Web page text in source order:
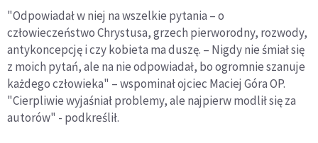
"Odpowiadał w niej na wszelkie pytania – o
człowieczeństwo Chrystusa, grzech pierworodny, rozwody,
antykoncepcję i czy kobieta ma duszę. – Nigdy nie śmiał się
z moich pytań, ale na nie odpowiadał, bo ogromnie szanuje
każdego człowieka" – wspominał ojciec Maciej Góra OP.
"Cierpliwie wyjaśniał problemy, ale najpierw modlił się za
autorów" - podkreślił.